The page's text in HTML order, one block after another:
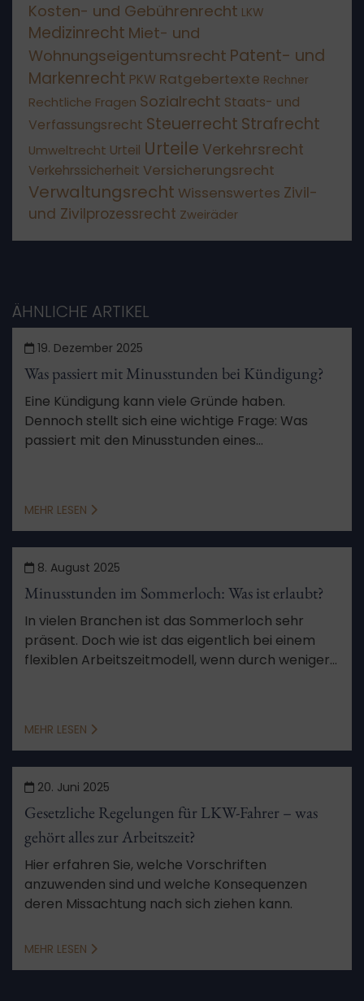
Kosten- und Gebührenrecht LKW
Medizinrecht Miet- und
Wohnungseigentumsrecht Patent- und
Markenrecht PKW Ratgebertexte Rechner
Rechtliche Fragen Sozialrecht Staats- und
Verfassungsrecht Steuerrecht Strafrecht
Umweltrecht Urteil Urteile Verkehrsrecht
Verkehrssicherheit Versicherungsrecht
Verwaltungsrecht Wissenswertes Zivil-
und Zivilprozessrecht Zweiräder
ÄHNLICHE ARTIKEL
19. Dezember 2025
Was passiert mit Minusstunden bei Kündigung?
Eine Kündigung kann viele Gründe haben.
Dennoch stellt sich eine wichtige Frage: Was
passiert mit den Minusstunden eines
MEHR LESEN
8. August 2025
Minusstunden im Sommerloch: Was ist erlaubt?
In vielen Branchen ist das Sommerloch sehr
präsent. Doch wie ist das eigentlich bei einem
flexiblen Arbeitszeitmodell, wenn durch weniger
MEHR LESEN
20. Juni 2025
Gesetzliche Regelungen für LKW-Fahrer – was
gehört alles zur Arbeitszeit?
Hier erfahren Sie, welche Vorschriften
anzuwenden sind und welche Konsequenzen
deren Missachtung nach sich ziehen kann.
MEHR LESEN